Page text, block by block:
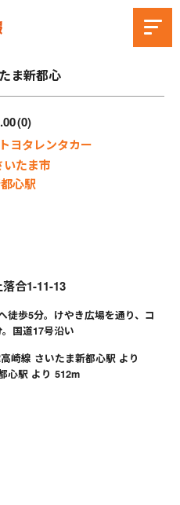
ま新都心
0
トヨタレンタカー
たま市
心駅
合1-11-13
徒歩5分。けやき広場を通り、コ
国道17号沿い
崎線 さいたま新都心駅 より
心駅 より 512m